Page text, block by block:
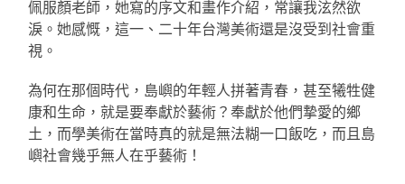
佩服顏老師，她寫的序文和畫作介紹，常讓我泫然欲
淚。她感慨，這一、二十年台灣美術還是沒受到社會重
視。
為何在那個時代，島嶼的年輕人拼著青春，甚至犧牲健
康和生命，就是要奉獻於藝術？奉獻於他們摯愛的鄉
土，而學美術在當時真的就是無法糊一口飯吃，而且島
嶼社會幾乎無人在乎藝術！